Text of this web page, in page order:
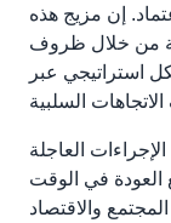
إن مزيج هذه
من خلال ظروف
استراتيجي عبر
العاجلة
في الوقت
والاقتصاد